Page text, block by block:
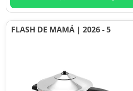
FLASH DE MAMÁ | 2026 - 5